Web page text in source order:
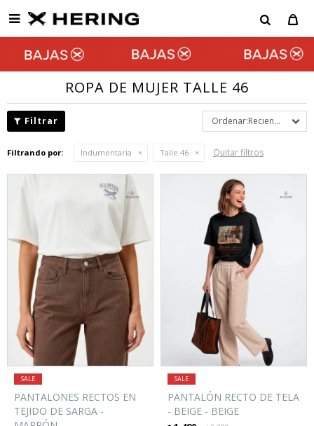

ROPA DE MUJER TALLE 46
Recientes
Filtrando por: Indumentaria Talle 46 Quitar filtros
PANTALONES RECTOS EN
TEJIDO DE SARGA -
PANTALÓN RECTO DE TELA
- BEIGE - BEIGE